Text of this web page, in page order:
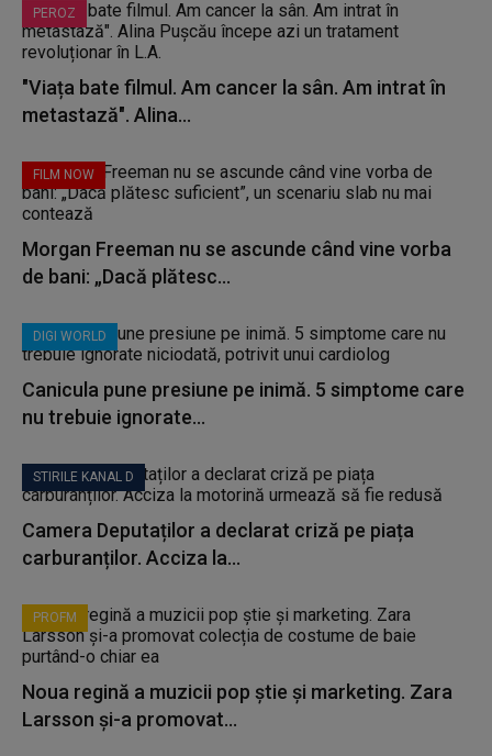
PEROZ
"Viața bate filmul. Am cancer la sân. Am intrat în
metastază". Alina...
FILM NOW
Morgan Freeman nu se ascunde când vine vorba
de bani: „Dacă plătesc...
DIGI WORLD
Canicula pune presiune pe inimă. 5 simptome care
nu trebuie ignorate...
STIRILE KANAL D
Camera Deputaților a declarat criză pe piața
carburanților. Acciza la...
PROFM
Noua regină a muzicii pop știe și marketing. Zara
Larsson și-a promovat...